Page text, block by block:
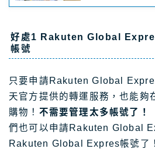
好處1 Rakuten Global
帳號
只要申請Rakuten Global
天官方提供的轉運服務，也能夠
購物！ 不需要管理太多帳號了！
們也可以申請Rakuten Global
Rakuten Global Expres帳號了！